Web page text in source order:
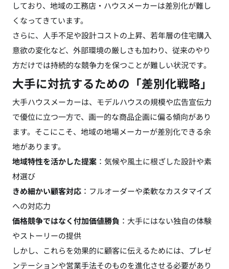
しており、地域の工務店・ハウスメーカーは差別化が難し
くなってきています。
さらに、人手不足や設計コストの上昇、若年層の住宅購入
意欲の変化など、外部環境の厳しさも加わり、従来のやり
方だけでは持続的な競争力を保つことが難しい状況です。
大手に対抗するための「差別化戦略」
大手ハウスメーカーは、モデルハウスの規模や広告宣伝力
で優位に立つ一方で、画一的な商品企画に偏る傾向があり
ます。そこにこそ、地域の地場メーカーが差別化できる余
地があります。
地域特性を活かした提案 ：気候や風土に根ざした設計や素
材選び
きめ細かい顧客対応 ：フルオーダーや柔軟なカスタマイズ
への対応力
価格競争ではなく付加価値勝負 ：大手にはない独自の体験
やストーリーの提供
しかし、これらを効果的に顧客に伝えるためには、プレゼ
ンテーションや営業手法そのものを進化させる必要があり